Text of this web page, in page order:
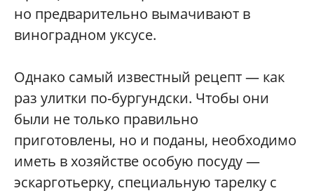
но предварительно вымачивают в
виноградном уксусе.
Однако самый известный рецепт — как
раз улитки по-бургундски. Чтобы они
были не только правильно
приготовлены, но и поданы, необходимо
иметь в хозяйстве особую посуду —
эскарготьерку, специальную тарелку с